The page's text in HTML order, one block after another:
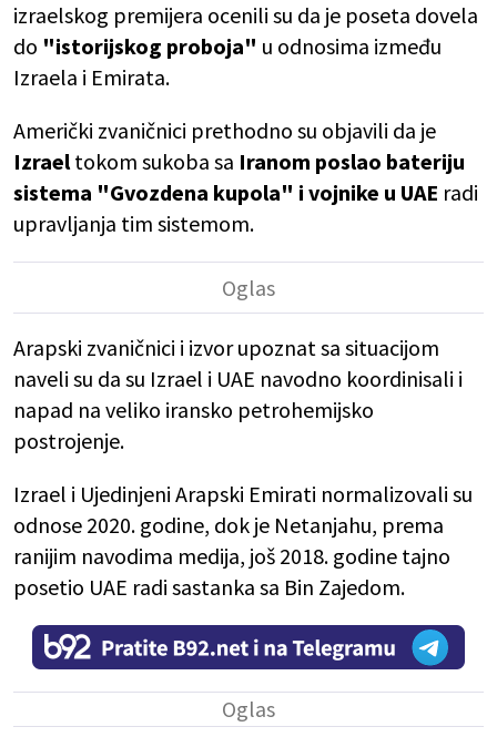
izraelskog premijera ocenili su da je poseta dovela
do "istorijskog proboja" u odnosima između
Izraela i Emirata.
Američki zvaničnici prethodno su objavili da je
Izraeltokom sukoba sa Iranom poslao bateriju
sistema "Gvozdena kupola" i vojnike u UAE radi
upravljanja tim sistemom.
Arapski zvaničnici i izvor upoznat sa situacijom
naveli su da su Izrael i UAE navodno koordinisali i
napad na veliko iransko petrohemijsko
postrojenje.
Izrael i Ujedinjeni Arapski Emirati normalizovali su
odnose 2020. godine, dok je Netanjahu, prema
ranijim navodima medija, još 2018. godine tajno
posetio UAE radi sastanka sa Bin Zajedom.